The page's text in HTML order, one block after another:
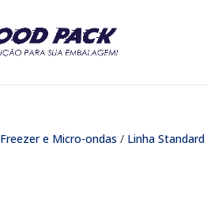
Freezer e Micro-ondas / Linha Standard